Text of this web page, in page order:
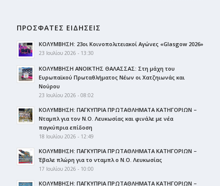
ΠΡΟΣΦΑΤΕΣ ΕΙΔΗΣΕΙΣ
ΚΟΛΥΜΒΗΣΗ: 23οι Κοινοπολιτειακοί Αγώνες «Glasgow 2026»
23 Ιουλίου 2026 - 13:30
ΚΟΛΥΜΒΗΣΗ ΑΝΟΙΚΤΗΣ ΘΑΛΑΣΣΑΣ: Στη μάχη του
Ευρωπαϊκού Πρωταθλήματος Νέων οι Χατζηιωνάς και
Νούρου
23 Ιουλίου 2026 - 08:02
ΚΟΛΥΜΒΗΣΗ: ΠΑΓΚΥΠΡΙΑ ΠΡΩΤΑΘΛΗΜΑΤΑ ΚΑΤΗΓΟΡΙΩΝ –
Νταμπλ για τον Ν.Ο. Λευκωσίας και φινάλε με νέα
παγκύπρια επίδοση
18 Ιουλίου 2026 - 12:49
ΚΟΛΥΜΒΗΣΗ: ΠΑΓΚΥΠΡΙΑ ΠΡΩΤΑΘΛΗΜΑΤΑ ΚΑΤΗΓΟΡΙΩΝ –
Έβαλε πλώρη για το νταμπλ ο Ν.Ο. Λευκωσίας
17 Ιουλίου 2026 - 10:00
ΚΟΛΥΜΒΗΣΗ: ΠΑΓΚΥΠΡΙΑ ΠΡΩΤΑΘΛΗΜΑΤΑ ΚΑΤΗΓΟΡΙΩΝ –